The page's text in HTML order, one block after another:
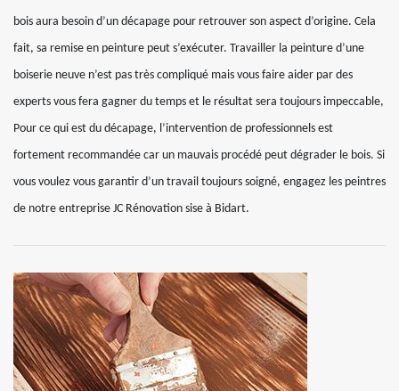
bois aura besoin d’un décapage pour retrouver son aspect d’origine. Cela
fait, sa remise en peinture peut s’exécuter. Travailler la peinture d’une
boiserie neuve n’est pas très compliqué mais vous faire aider par des
experts vous fera gagner du temps et le résultat sera toujours impeccable,
Pour ce qui est du décapage, l’intervention de professionnels est
fortement recommandée car un mauvais procédé peut dégrader le bois. Si
vous voulez vous garantir d’un travail toujours soigné, engagez les peintres
de notre entreprise JC Rénovation sise à Bidart.